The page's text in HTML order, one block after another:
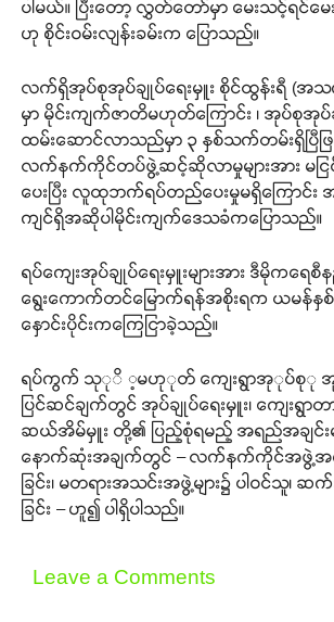
ပါမယ်။ ပြီးတော့ လွှတ်တော်မှာ မေးသင့်ရင်မေ
ဟု စိုင်းဝမ်းလျန်းခမ်းက ပြောသည်။
လက်ရှိအုပ်စုအုပ်ချုပ်ရေးမှူး စိုင်ထွန်းရီ (အသ
မှာ မိုင်းကျက်ဇာတိမဟုတ်ကြောင်း ၊ အုပ်စုအုပ်
ထမ်းဆောင်လာသည်မှာ ၃ နှစ်သက်တမ်းရှိပြီဖြစ်
လက်နက်ကိုင်တပ်ဖွဲ့ဆင့်ဆိုလာမှုများအား မင
ပေးပြီး လူထုဘက်ရပ်တည်ပေးမှုမရှိကြောင်း
ကျင်ရှိအဆိုပါမိုင်းကျက်ဒေသခံကပြောသည်။
ရပ်ကျေးအုပ်ချုပ်ရေးမှူးများအား ဒီမိုကရေ
ရွေးကောက်တင်မြောက်ရန်အစိုးရက ယမန်
နှောင်းပိုင်းကကြေငြာခဲ့သည်။
ရပ်ကွက် သုုိ ့မဟုုတ် ကျေးရွာအုုပ်စုု အုုပ်
ပြင်ဆင်ချက်တွင် အုပ်ချုပ်ရေးမှူး၊ ကျေးရွာတ
ဆယ်အိမ်မှူး တို့၏ ပြည့်စုံရမည့် အရည်အချင်းမျ
နောက်ဆုံးအချက်တွင် – လက်နက်ကိုင်အဖွဲ့အ
ခြင်း၊ မတရားအသင်းအဖွဲ့များ၌ ပါဝင်သူ
ခြင်း – ဟူ၍ ပါရှိပါသည်။
Leave a Comments